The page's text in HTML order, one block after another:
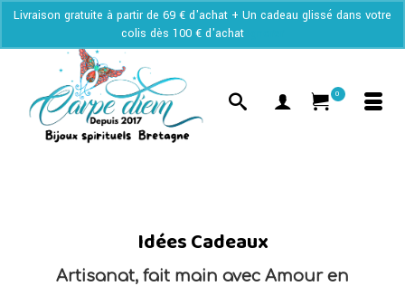
Livraison gratuite à partir de 69 € d'achat + Un cadeau glissé dans votre
colis dès 100 € d'achat
0
Idées Cadeaux
Artisanat, fait main avec Amour en